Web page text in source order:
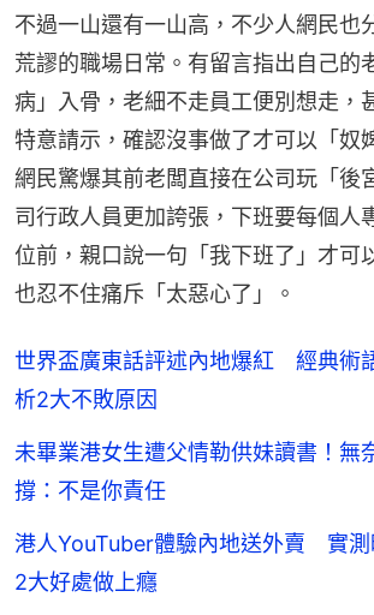
不過一山還有一山高，不少人網民也
荒謬的職場日常。有留言指出自己的
病」入骨，老細不走員工便別想走，
特意請示，確認沒事做了才可以「奴
網民驚爆其前老闆直接在公司玩「後
司行政人員更加誇張，下班要每個人
位前，親口說一句「我下班了」才可
也忍不住痛斥「太惡心了」。
世界盃廣東話評述內地爆紅 經典
析2大不敗原因
未畢業港女生遭父情勒供妹讀書！無
撐：不是你責任
港人YouTuber體驗內地送外賣 實測
2大好處做上癮